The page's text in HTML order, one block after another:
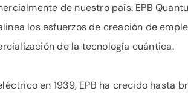
de nuestro país: EPB
los esfuerzos de creación de
de la tecnología cuántica.
en 1939, EPB ha crecido hasta